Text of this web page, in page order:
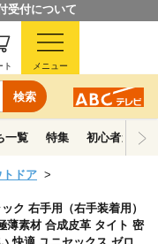
受付について
検索
ト メニュー
一覧 特集 初心者ガイド
トドア
ク 右手用（右手装着用）
薄素材 合成皮革 タイト 密